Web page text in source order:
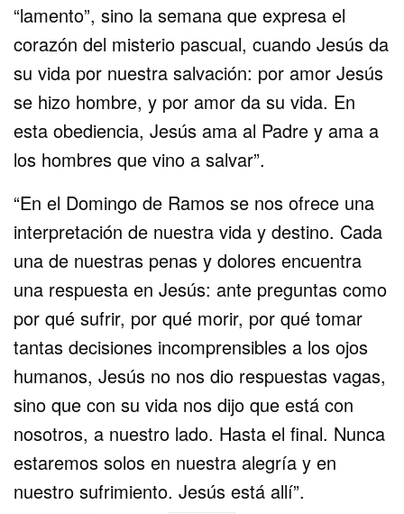
“lamento”, sino la semana que expresa el
corazón del misterio pascual, cuando Jesús da
su vida por nuestra salvación: por amor Jesús
se hizo hombre, y por amor da su vida. En
esta obediencia, Jesús ama al Padre y ama a
los hombres que vino a salvar”.
“En el Domingo de Ramos se nos ofrece una
interpretación de nuestra vida y destino. Cada
una de nuestras penas y dolores encuentra
una respuesta en Jesús: ante preguntas como
por qué sufrir, por qué morir, por qué tomar
tantas decisiones incomprensibles a los ojos
humanos, Jesús no nos dio respuestas vagas,
sino que con su vida nos dijo que está con
nosotros, a nuestro lado. Hasta el final. Nunca
estaremos solos en nuestra alegría y en
nuestro sufrimiento. Jesús está allí”.